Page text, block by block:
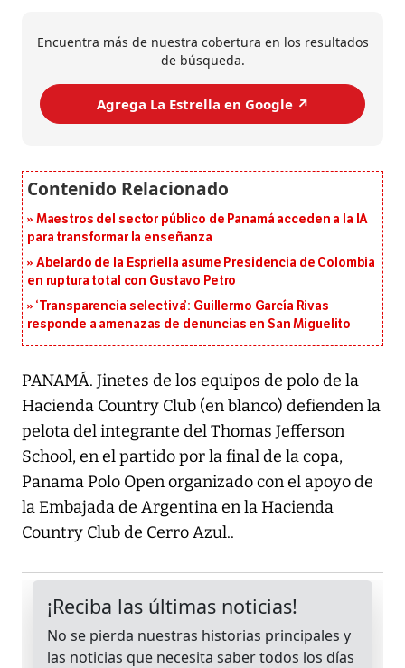
Encuentra más de nuestra cobertura en los resultados
de búsqueda.
Agrega La Estrella en Google ↗️
Maestros del sector público de Panamá acceden a la IA
para transformar la enseñanza
Abelardo de la Espriella asume Presidencia de Colombia
en ruptura total con Gustavo Petro
‘Transparencia selectiva’: Guillermo García Rivas
responde a amenazas de denuncias en San Miguelito
PANAMÁ. Jinetes de los equipos de polo de la
Hacienda Country Club (en blanco) defienden la
pelota del integrante del Thomas Jefferson
School, en el partido por la final de la copa,
Panama Polo Open organizado con el apoyo de
la Embajada de Argentina en la Hacienda
Country Club de Cerro Azul..